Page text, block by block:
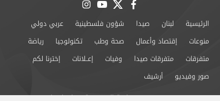
facebook
twitter
youtube
instagram
الرئيسية لبنان صيدا شؤون فلسطينية
عربي دولي
منوعات
إقتصاد وأعمال صحة وطب تكنولوجيا
رياضة
متفرقات
متفرقات صيدا وفيات إعــلانات
إخترنا لكم
صور وفيديو
أرشيف
من نحن
سياسة الخصوصية اتصل بنا